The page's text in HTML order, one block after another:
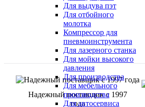
Для выдува пэт
Для отбойного
молотка
Компрессор для
пневмоинструмента
Для лазерного станка
Для мойки высокого
давления
Для производства
Для мебельного
производства
Для автосервиса
Надежный поставщик с 1997
года